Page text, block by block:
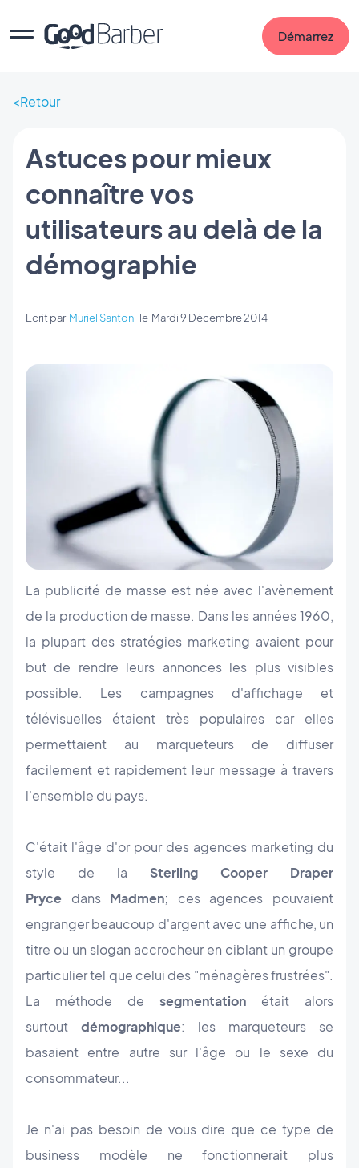
Démarrez
Retour
Astuces pour mieux
connaître vos
utilisateurs au delà de la
démographie
Ecrit par Muriel Santoni le Mardi 9 Décembre 2014
La publicité de masse est née avec l'avènement
de la production de masse. Dans les années 1960,
la plupart des stratégies marketing avaient pour
but de rendre leurs annonces les plus visibles
possible. Les campagnes d'affichage et
télévisuelles étaient très populaires car elles
permettaient au marqueteurs de diffuser
facilement et rapidement leur message à travers
l'ensemble du pays.
C'était l'âge d'or pour des agences marketing du
style de la Sterling Cooper Draper
Pryce dans Madmen; ces agences pouvaient
engranger beaucoup d'argent avec une affiche, un
titre ou un slogan accrocheur en ciblant un groupe
particulier tel que celui des "ménagères frustrées".
La ​méthode de segmentation était alors
surtout démographique: les marqueteurs se
basaient entre autre sur l'âge ou le sexe du
consommateur...
Je n'ai pas besoin de vous dire que ce type de
business modèle ne fonctionnerait plus